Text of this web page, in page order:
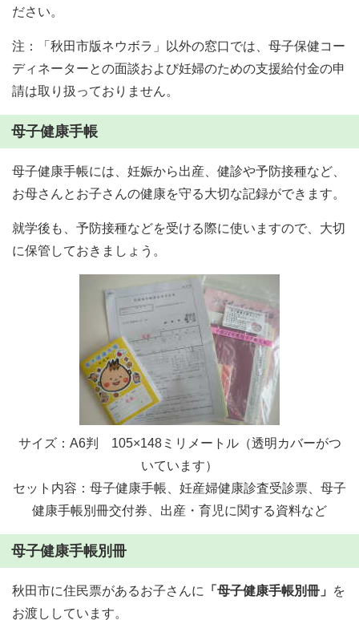
ださい。
注：「秋田市版ネウボラ」以外の窓口では、母子保健コー
ディネーターとの面談および妊婦のための支援給付金の申
請は取り扱っておりません。
母子健康手帳
母子健康手帳には、妊娠から出産、健診や予防接種など、
お母さんとお子さんの健康を守る大切な記録ができます。
就学後も、予防接種などを受ける際に使いますので、大切
に保管しておきましょう。
サイズ：A6判 105×148ミリメートル（透明カバーがつ
いています）
セット内容：母子健康手帳、妊産婦健康診査受診票、母子
健康手帳別冊交付券、出産・育児に関する資料など
母子健康手帳別冊
秋田市に住民票があるお子さんに 「母子健康手帳別冊」
を
お渡ししています。